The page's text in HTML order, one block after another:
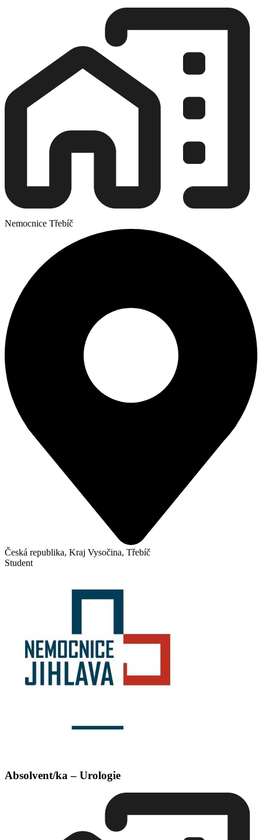
Nemocnice Třebíč
Česká republika, Kraj Vysočina, Třebíč
Student
Absolvent/ka – Urologie